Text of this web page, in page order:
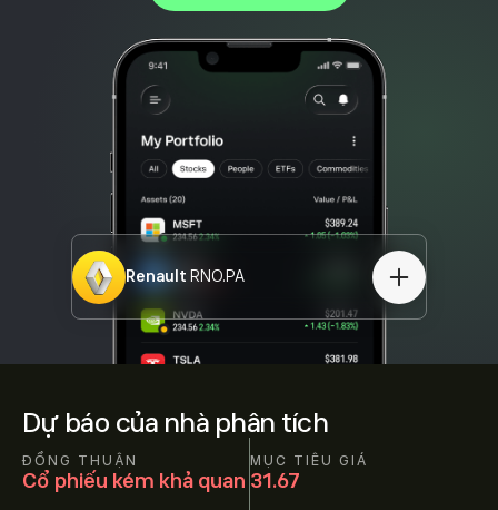
Dự báo của nhà phân tích
ĐỒNG THUẬN
Cổ phiếu kém khả quan
MỤC TIÊU GIÁ
31.67
Renault RNO.PA